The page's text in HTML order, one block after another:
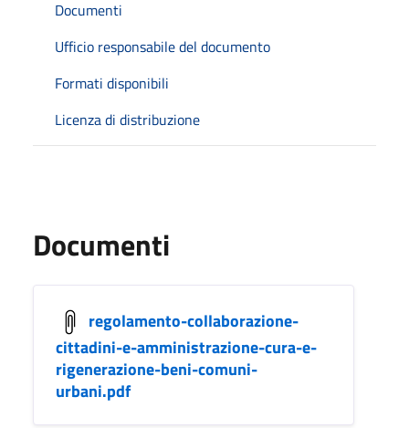
Documenti
Ufficio responsabile del documento
Formati disponibili
Licenza di distribuzione
Documenti
regolamento-collaborazione-
cittadini-e-amministrazione-cura-e-
rigenerazione-beni-comuni-
urbani.pdf